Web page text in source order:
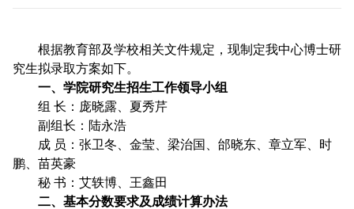
根据教育部及学校相关文件规定，现制定我中心博士研
究生拟录取方案如下。
一、学院研究生招生工作领导小组
组 长：庞晓露、夏秀芹
副组长：陆永浩
成 员：张卫冬、金莹、梁治国、邰晓东、章立军、时
鹏、苗英豪
秘 书：艾轶博、王鑫田
二、基本分数要求及成绩计算办法